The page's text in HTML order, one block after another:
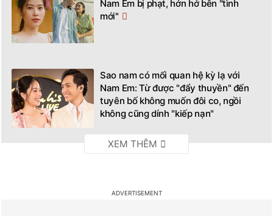
Nam Em bị phạt, hớn hở bên "tình
mới"
Sao nam có mối quan hệ kỳ lạ với
Nam Em: Từ được "đẩy thuyền" đến
tuyên bố không muốn đôi co, ngồi
không cũng dính "kiếp nạn"